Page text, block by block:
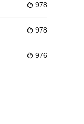
 978
 978
 976